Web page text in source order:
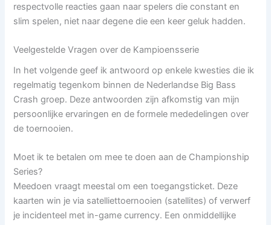
respectvolle reacties gaan naar spelers die constant en
slim spelen, niet naar degene die een keer geluk hadden.
Veelgestelde Vragen over de Kampioensserie
In het volgende geef ik antwoord op enkele kwesties die ik
regelmatig tegenkom binnen de Nederlandse Big Bass
Crash groep. Deze antwoorden zijn afkomstig van mijn
persoonlijke ervaringen en de formele mededelingen over
de toernooien.
Moet ik te betalen om mee te doen aan de Championship
Series?
Meedoen vraagt meestal om een toegangsticket. Deze
kaarten win je via satelliettoernooien (satellites) of verwerf
je incidenteel met in-game currency. Een onmiddellijke